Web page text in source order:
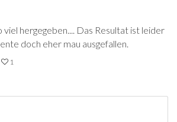
viel hergegeben.... Das Resultat ist leider
doch eher mau ausgefallen.
1